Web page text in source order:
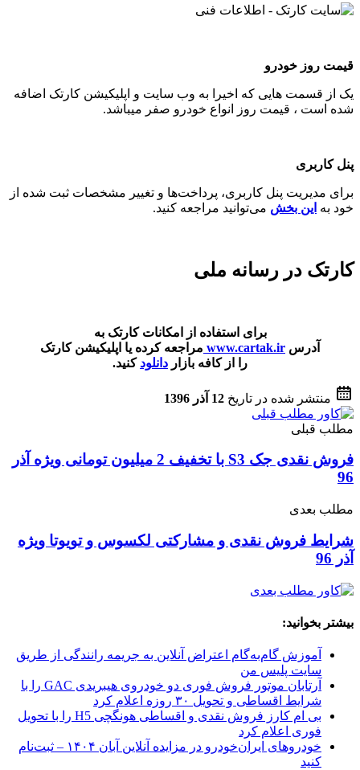
قیمت روز خودرو
یک از قسمت هایی که اخیرا به وب سایت و اپلیکیشن کارتک اضافه
شده است ، قیمت روز انواع خودرو صفر میباشد.
پنل کاربری
برای مدیریت پنل کاربری، پرداخت‌ها و تغییر مشخصات ثبت شده از
خود به این بخش می‌توانید مراجعه کنید.
کارتک در رسانه ملی
برای استفاده از امکانات کارتک به
آدرس www.cartak.ir مراجعه کرده یا اپلیکیشن کارتک
را از کافه بازار دانلود کنید.
منتشر شده در تاریخ 12 آذر 1396
مطلب قبلی
فروش نقدی جک S3 با تخفیف 2 میلیون تومانی ویژه آذر
96
مطلب بعدی
شرایط فروش نقدی و مشارکتی لکسوس و تویوتا ویژه
آذر 96
بیشتر بخوانید:
آموزش گام‌به‌گام اعتراض آنلاین به جریمه رانندگی از طریق
سایت پلیس من
آرتابان موتور فروش فوری دو خودروی هیبریدی GAC را با
شرایط اقساطی و تحویل ۳۰ روزه اعلام کرد
بی ام کارز فروش نقدی و اقساطی هونگچی H5 را با تحویل
فوری اعلام کرد
خودروهای ایران‌خودرو در مزایده آنلاین آبان ۱۴۰۴ – ثبت‌نام
کنید